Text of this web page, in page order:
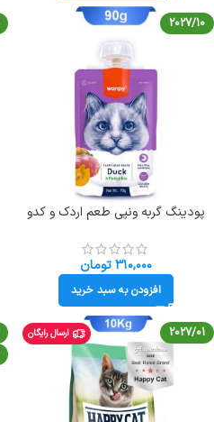
2027/10
پودینگ گربه ونپی طعم اردک و کدو
Wanpy Cat
۳۱۰,۰۰۰ تومان
افزودن به سبد خرید
2027/01 ارسال رایگان